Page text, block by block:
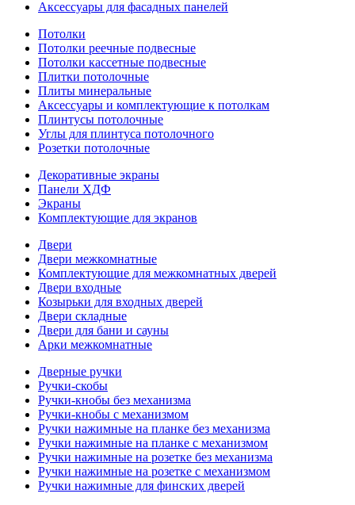
Аксессуары для фасадных панелей
Потолки
Потолки реечные подвесные
Потолки кассетные подвесные
Плитки потолочные
Плиты минеральные
Аксессуары и комплектующие к потолкам
Плинтусы потолочные
Углы для плинтуса потолочного
Розетки потолочные
Декоративные экраны
Панели ХДФ
Экраны
Комплектующие для экранов
Двери
Двери межкомнатные
Комплектующие для межкомнатных дверей
Двери входные
Козырьки для входных дверей
Двери складные
Двери для бани и сауны
Арки межкомнатные
Дверные ручки
Ручки-скобы
Ручки-кнобы без механизма
Ручки-кнобы с механизмом
Ручки нажимные на планке без механизма
Ручки нажимные на планке с механизмом
Ручки нажимные на розетке без механизма
Ручки нажимные на розетке с механизмом
Ручки нажимные для финских дверей